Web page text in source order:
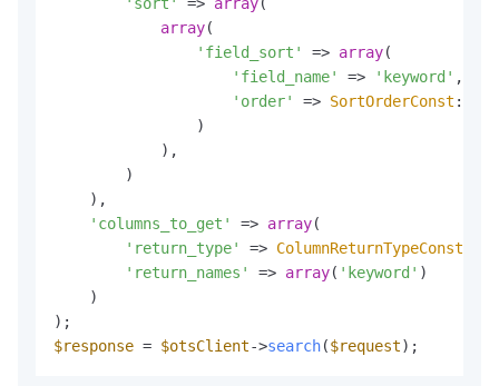
'sort'
=> array(
array(
'field_sort'
=> array(
'field_name'
=> 'keyword' ,
'order'
=> SortOrderConst ::
                )
            ),
        )
    ),
'columns_to_get'
=> array(
'return_type'
=> ColumnReturnTypeConst
'return_names'
=> array( 'keyword' )
    )
$response = $otsClient->search($request);